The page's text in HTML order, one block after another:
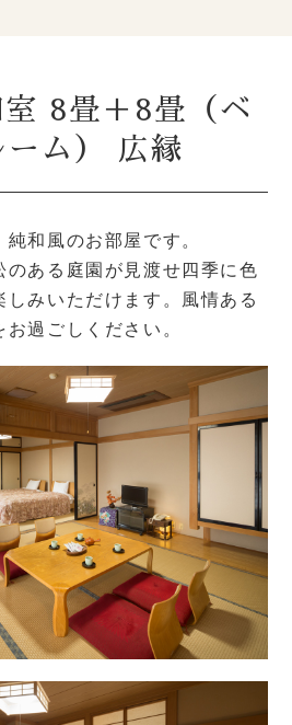
室 8畳＋8畳（ベ
ーム） 広縁
純和風のお部屋です。
のある庭園が見渡せ四季に色
みいただけます。風情ある
お過ごしください。